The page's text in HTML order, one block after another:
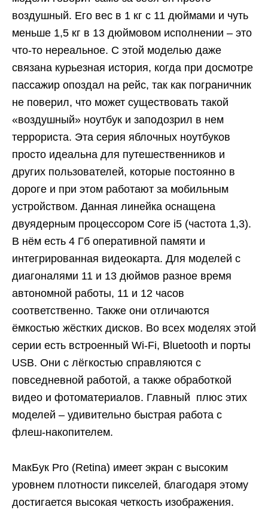
воздушный. Его вес в 1 кг с 11 дюймами и чуть
меньше 1,5 кг в 13 дюймовом исполнении – это
что-то нереальное. С этой моделью даже
связана курьезная история, когда при досмотре
пассажир опоздал на рейс, так как пограничник
не поверил, что может существовать такой
«воздушный» ноутбук и заподозрил в нем
террориста. Эта серия яблочных ноутбуков
просто идеальна для путешественников и
других пользователей, которые постоянно в
дороге и при этом работают за мобильным
устройством. Данная линейка оснащена
двуядерным процессором Core i5 (частота 1,3).
В нём есть 4 Гб оперативной памяти и
интегрированная видеокарта. Для моделей с
диагоналями 11 и 13 дюймов разное время
автономной работы, 11 и 12 часов
соответственно. Также они отличаются
ёмкостью жёстких дисков. Во всех моделях этой
серии есть встроенный Wi-Fi, Bluetooth и порты
USB. Они с лёгкостью справляются с
повседневной работой, а также обработкой
видео и фотоматериалов. Главный плюс этих
моделей – удивительно быстрая работа с
флеш-накопителем.
МакБук Pro (Retina) имеет экран с высоким
уровнем плотности пикселей, благодаря этому
достигается высокая четкость изображения.